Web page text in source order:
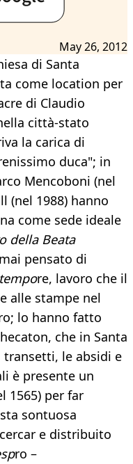
May 26, 2012
di Santa
come location per
di Claudio
città-stato
la carica di
duca"; in
Mencoboni (nel
(nel 1988) hanno
come sede ideale
della Beata
pensato di
re, lavoro che il
alle stampe nel
lo hanno fatto
che in Santa
le absidi e
è presente un
1565) per far
sontuosa
e distribuito
ro –